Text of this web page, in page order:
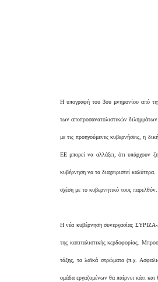
Η υπογραφή του 3ου μνημονίου από
των αποπροσανατολιστικών
με τις προηγούμενες κυβερνήσεις, η
ΕΕ μπορεί να αλλάξει, ότι υπάρχουν
κυβέρνηση να τα διαχειριστεί
σχέση με το κυβερνητικό τους παρελθόν.
Η νέα κυβέρνηση συνεργασίας
της καπιταλιστικής κερδοφορίας.
τάξης, τα λαϊκά στρώματα (π.χ.
ομάδα εργαζομένων θα παίρνει κάτι